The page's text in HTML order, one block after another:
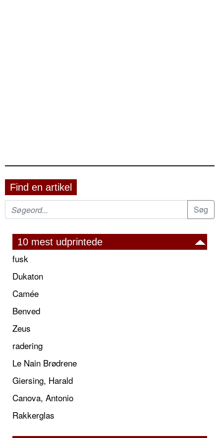
Find en artikel
10 mest udprintede
fusk
Dukaton
Camée
Benved
Zeus
radering
Le Nain Brødrene
Giersing, Harald
Canova, Antonio
Rakkerglas